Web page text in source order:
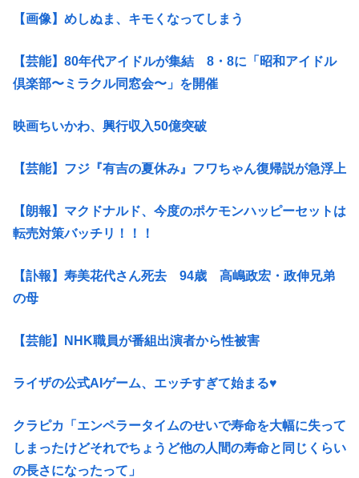
【画像】めしぬま、キモくなってしまう
【芸能】80年代アイドルが集結 8・8に「昭和アイドル
倶楽部〜ミラクル同窓会〜」を開催
映画ちいかわ、興行収入50億突破
【芸能】フジ『有吉の夏休み』フワちゃん復帰説が急浮上
【朗報】マクドナルド、今度のポケモンハッピーセットは
転売対策バッチリ！！！
【訃報】寿美花代さん死去 94歳 高嶋政宏・政伸兄弟
の母
【芸能】NHK職員が番組出演者から性被害
ライザの公式AIゲーム、エッチすぎて始まる♥
クラピカ「エンペラータイムのせいで寿命を大幅に失って
しまったけどそれでちょうど他の人間の寿命と同じくらい
の長さになったって」